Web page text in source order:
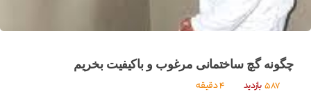
چگونه گچ ساختمانی مرغوب و باکیفیت بخریم
587بازدید 4 دقیقه